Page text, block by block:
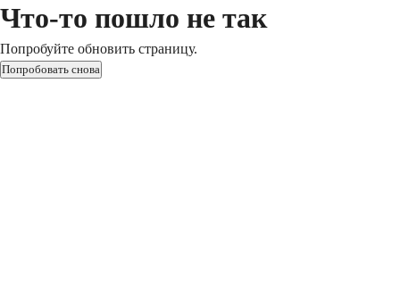
Что-то пошло не так
Попробуйте обновить страницу.
Попробовать снова